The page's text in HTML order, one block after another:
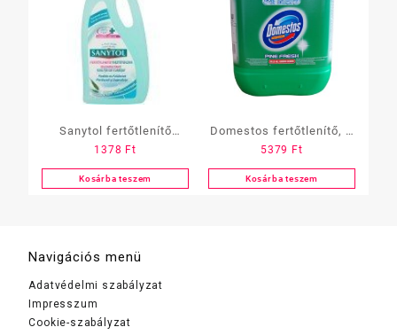
Sanytol fertőtlenítő
felülettisztító 1 l
utántöltő
1378 Ft
Kosárba teszem
Domestos fertőtlenítő, 5
L-es pine fresh
5379 Ft
Kosárba teszem
Navigációs menü
Adatvédelmi szabályzat
Impresszum
Cookie-szabályzat